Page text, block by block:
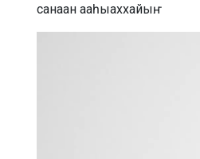
санаан ааһыаххайыҥ.